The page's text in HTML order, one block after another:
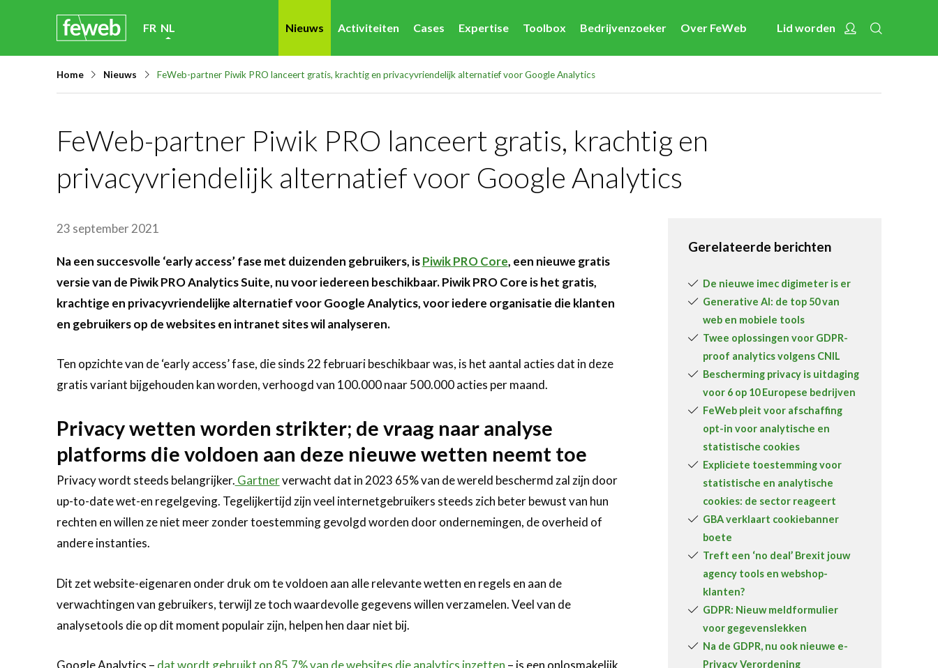
content
FR NL Nieuws Activiteiten Cases Expertise Toolbox Bedrijvenzoeker Over FeWeb Lid worden Account
Home Nieuws FeWeb-partner Piwik PRO lanceert gratis, krachtig en privacyvriendelijk alternatief voor Google Analytics
FeWeb-partner Piwik PRO lanceert gratis, krachtig en
privacyvriendelijk alternatief voor Google Analytics
23 september 2021
Na een succesvolle ‘early access’ fase met duizenden gebruikers, isPiwik PRO Core, een nieuwe gratis
versie van de Piwik PRO Analytics Suite, nu voor iedereen beschikbaar. Piwik PRO Core is het gratis,
krachtige en privacyvriendelijke alternatief voor Google Analytics, voor iedere organisatie die klanten
en gebruikers op de websites en intranet sites wil analyseren.
Ten opzichte van de ‘early access’ fase, die sinds 22 februari beschikbaar was, is het aantal acties dat in deze
gratis variant bijgehouden kan worden, verhoogd van 100.000 naar 500.000 acties per maand.
Privacy wetten worden strikter; de vraag naar analyse
platforms die voldoen aan deze nieuwe wetten neemt toe
Privacy wordt steeds belangrijker. Gartnerverwacht dat in 2023 65% van de wereld beschermd zal zijn door
up-to-date wet-en regelgeving. Tegelijkertijd zijn veel internetgebruikers steeds zich beter bewust van hun
rechten en willen ze niet meer zonder toestemming gevolgd worden door ondernemingen, de overheid of
andere instanties.
Dit zet website-eigenaren onder druk om te voldoen aan alle relevante wetten en regels en aan de
verwachtingen van gebruikers, terwijl ze toch waardevolle gegevens willen verzamelen. Veel van de
analysetools die op dit moment populair zijn, helpen hen daar niet bij.
Google Analytics – dat wordt gebruikt op 85,7% van de websites die analytics inzetten – is een onlosmakelijk
Gerelateerde berichten
De nieuwe imec digimeter is er
Generative AI: de top 50 van
web en mobiele tools
Twee oplossingen voor GDPR-
proof analytics volgens CNIL
Bescherming privacy is uitdaging
voor 6 op 10 Europese bedrijven
FeWeb pleit voor afschaffing
opt-in voor analytische en
statistische cookies
Expliciete toestemming voor
statistische en analytische
cookies: de sector reageert
GBA verklaart cookiebanner
boete
Treft een ‘no deal’ Brexit jouw
agency tools en webshop-
klanten?
GDPR: Nieuw meldformulier
voor gegevenslekken
Na de GDPR, nu ook nieuwe e-
Privacy Verordening
Nieuws
Bedrijvenzoeker
Over FeWeb
Lid worden Account